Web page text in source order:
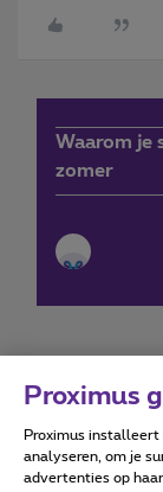
Waarom je
zomer
Proximus
Proximus installeert
analyseren, om je
advertenties op